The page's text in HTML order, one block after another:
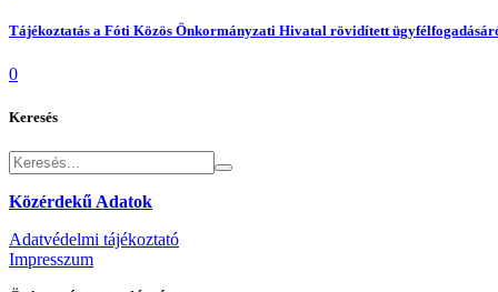
Tájékoztatás a Fóti Közös Önkormányzati Hivatal rövidített
0
Keresés
Közérdekű Adatok
Adatvédelmi tájékoztató
Impresszum